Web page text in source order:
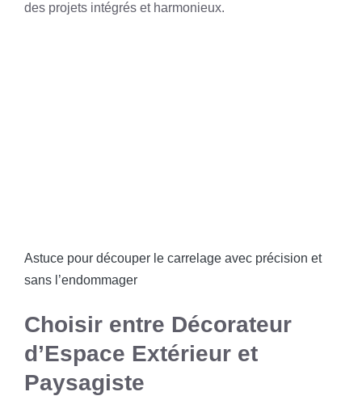
des projets intégrés et harmonieux.
Astuce pour découper le carrelage avec précision et
sans l’endommager
Choisir entre Décorateur
d’Espace Extérieur et
Paysagiste